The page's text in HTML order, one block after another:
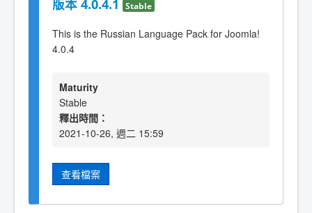
版本 4.0.4.1 Stable
This is the Russian Language Pack for Joomla!
4.0.4
Maturity
Stable
釋出時間：
2021-10-26, 週二 15:59
查看檔案